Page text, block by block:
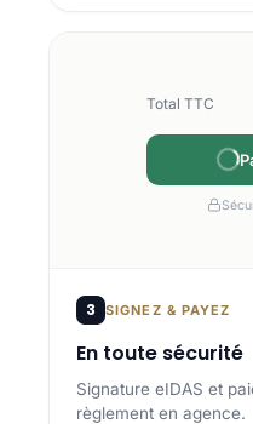
Total TTC
3 SIGNEZ & PAYEZ
En toute sécurité
Signature eIDAS et
règlement en agence.